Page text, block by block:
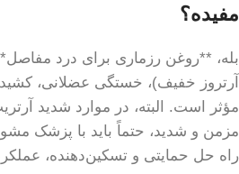
مفیده؟
بله، **روغن رزماری برای درد
آرتروز خفیف)، خستگی عضلانی،
مؤثر است. البته، در موارد شدید
مزمن و شدید، حتماً باید با پزشک
راه حل حمایتی و تسکین‌دهنده،